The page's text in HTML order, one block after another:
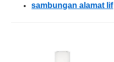
sambungan alamat lif